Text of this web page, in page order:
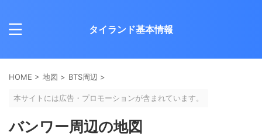
タイランド基本情報
HOME > 地図 > BTS周辺 >
本サイトには広告・プロモーションが含まれています。
バンワー周辺の地図